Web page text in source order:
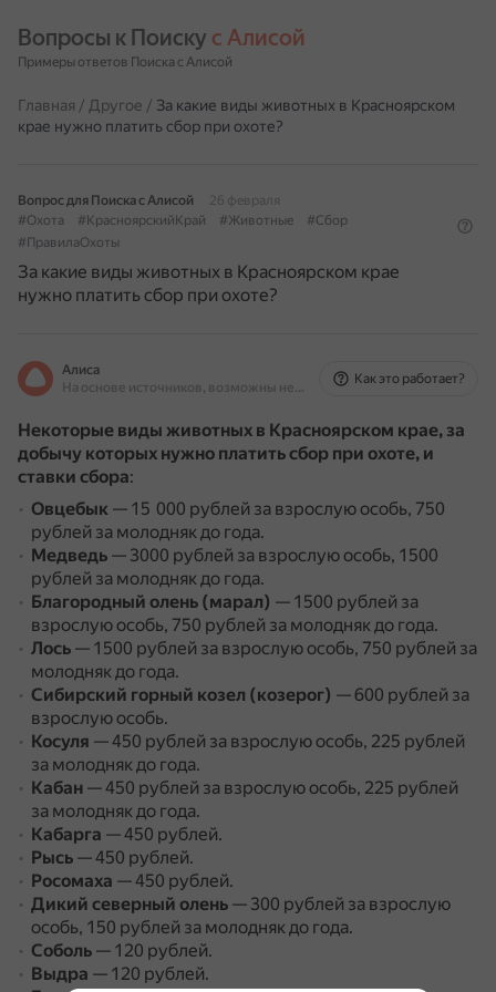
Вопросы к Поиску с Алисой
Примеры ответов Поиска с Алисой
Главная / Другое / За какие виды животных в Красноярском
крае нужно платить сбор при охоте?
Вопрос для Поиска с Алисой
26 февраля
#Охота
#КрасноярскийКрай #Животные
#Сбор
#ПравилаОхоты
За какие виды животных в Красноярском крае
нужно платить сбор при охоте?
Алиса
На основе источников, возможны неточности
Как это работает?
Некоторые виды животных в Красноярском крае, за
добычу которых нужно платить сбор при охоте, и
ставки сбора:
Овцебык — 15 000 рублей за взрослую особь, 750
рублей за молодняк до года.
Медведь — 3000 рублей за взрослую особь, 1500
рублей за молодняк до года.
Благородный олень (марал) — 1500 рублей за
взрослую особь, 750 рублей за молодняк до года.
Лось — 1500 рублей за взрослую особь, 750 рублей за
молодняк до года.
Сибирский горный козел (козерог) — 600 рублей за
взрослую особь.
Косуля — 450 рублей за взрослую особь, 225 рублей
за молодняк до года.
Кабан — 450 рублей за взрослую особь, 225 рублей
за молодняк до года.
Кабарга — 450 рублей.
Рысь — 450 рублей.
Росомаха — 450 рублей.
Дикий северный олень — 300 рублей за взрослую
особь, 150 рублей за молодняк до года.
Соболь — 120 рублей.
Выдра — 120 рублей.